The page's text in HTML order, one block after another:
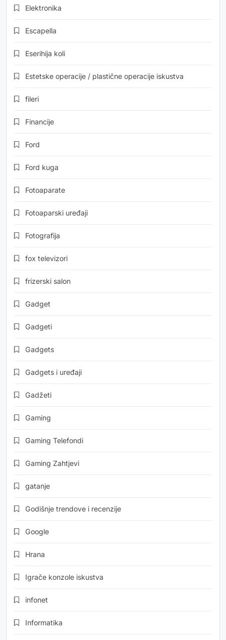
Elektronika
Escapella
Eserihija koli
Estetske operacije / plastične operacije iskustva
fileri
Financije
Ford
Ford kuga
Fotoaparate
Fotoaparski uređaji
Fotografija
fox televizori
frizerski salon
Gadget
Gadgeti
Gadgets
Gadgets i uređaji
Gadžeti
Gaming
Gaming Telefondi
Gaming Zahtjevi
gatanje
Godišnje trendove i recenzije
Google
Hrana
Igrače konzole iskustva
infonet
Informatika